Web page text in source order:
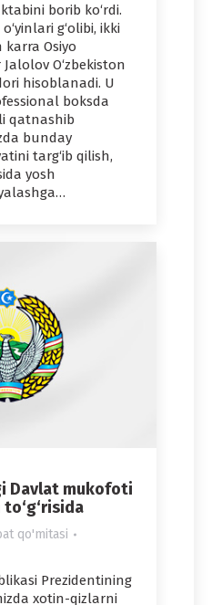
borib ko‘rdi.
g‘olibi, ikki
Osiyo
O‘zbekiston
hisoblanadi. U
boksda
qatnashib
bunday
targ‘ib qilish,
yosh
Davlat mukofoti
qo'mitasi
Prezidentining
xotin-qizlarni